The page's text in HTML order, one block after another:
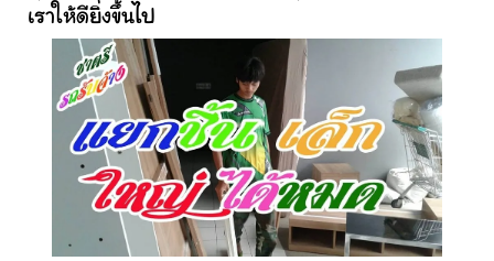
เราให้ดียิ่งขึ้นไป